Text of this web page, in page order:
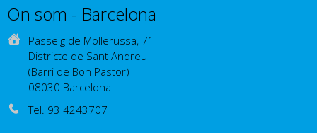
On som - Barcelona
Passeig de Mollerussa, 71
Districte de Sant Andreu
(Barri de Bon Pastor)
08030 Barcelona
Tel. 93 4243707